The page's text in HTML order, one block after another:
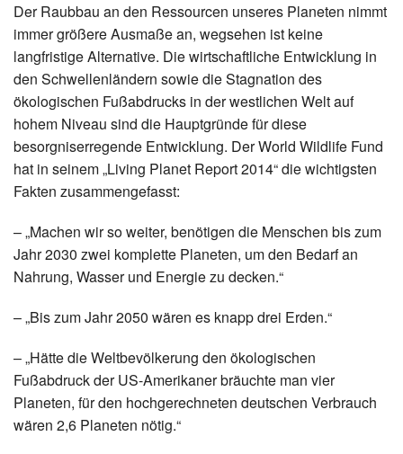
Der Raubbau an den Ressourcen unseres Planeten nimmt
immer größere Ausmaße an, wegsehen ist keine
langfristige Alternative. Die wirtschaftliche Entwicklung in
den Schwellenländern sowie die Stagnation des
ökologischen Fußabdrucks in der westlichen Welt auf
hohem Niveau sind die Hauptgründe für diese
besorgniserregende Entwicklung. Der World Wildlife Fund
hat in seinem „Living Planet Report 2014“ die wichtigsten
Fakten zusammengefasst:
– „Machen wir so weiter, benötigen die Menschen bis zum
Jahr 2030 zwei komplette Planeten, um den Bedarf an
Nahrung, Wasser und Energie zu decken.“
– „Bis zum Jahr 2050 wären es knapp drei Erden.“
– „Hätte die Weltbevölkerung den ökologischen
Fußabdruck der US-Amerikaner bräuchte man vier
Planeten, für den hochgerechneten deutschen Verbrauch
wären 2,6 Planeten nötig.“